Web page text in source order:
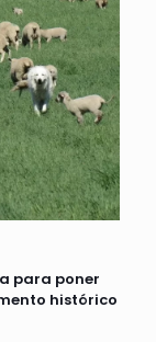
para poner
histórico